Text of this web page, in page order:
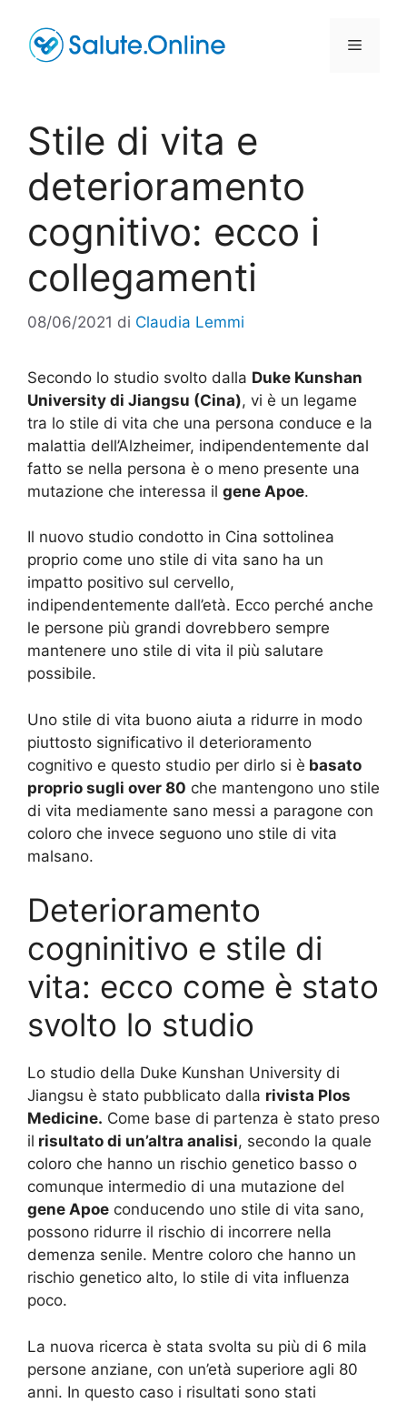
contenuto
Menu
Stile di vita e
deterioramento
cognitivo: ecco i
collegamenti
08/06/2021 di Claudia Lemmi
Secondo lo studio svolto dalla Duke Kunshan
University di Jiangsu (Cina), vi è un legame
tra lo stile di vita che una persona conduce e la
malattia dell’Alzheimer, indipendentemente dal
fatto se nella persona è o meno presente una
mutazione che interessa il gene Apoe.
Il nuovo studio condotto in Cina sottolinea
proprio come uno stile di vita sano ha un
impatto positivo sul cervello,
indipendentemente dall’età. Ecco perché anche
le persone più grandi dovrebbero sempre
mantenere uno stile di vita il più salutare
possibile.
Uno stile di vita buono aiuta a ridurre in modo
piuttosto significativo il deterioramento
cognitivo e questo studio per dirlo si è basato
proprio sugli over 80 che mantengono uno stile
di vita mediamente sano messi a paragone con
coloro che invece seguono uno stile di vita
malsano.
Deterioramento
cogninitivo e stile di
vita: ecco come è stato
svolto lo studio
Lo studio della Duke Kunshan University di
Jiangsu è stato pubblicato dalla rivista Plos
Medicine. Come base di partenza è stato preso
il risultato di un’altra analisi, secondo la quale
coloro che hanno un rischio genetico basso o
comunque intermedio di una mutazione del
gene Apoe conducendo uno stile di vita sano,
possono ridurre il rischio di incorrere nella
demenza senile. Mentre coloro che hanno un
rischio genetico alto, lo stile di vita influenza
poco.
La nuova ricerca è stata svolta su più di 6 mila
persone anziane, con un’età superiore agli 80
anni. In questo caso i risultati sono stati